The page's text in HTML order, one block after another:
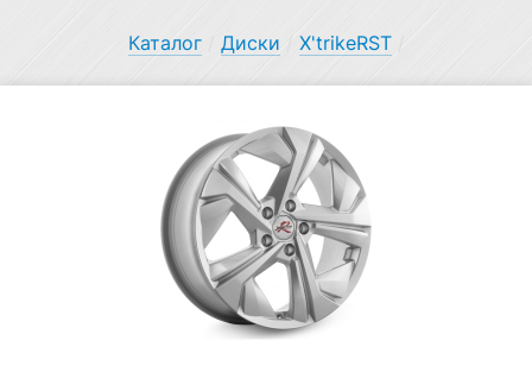
Каталог/ Диски X'trikeRST/